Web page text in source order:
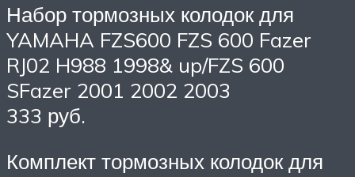
Набор тормозных колодок для
YAMAHA FZS600 FZS 600 Fazer
RJ02 H988 1998& up/FZS 600
SFazer 2001 2002 2003
333 руб.
Комплект тормозных колодок для